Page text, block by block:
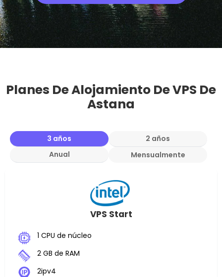
Planes De Alojamiento De VPS De
Astana
3 años
2 años
Anual
Mensualmente
VPS Start
1 CPU de núcleo
2 GB de RAM
2ipv4